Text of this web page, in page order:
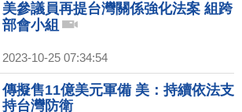
美參議員再提台灣關係強化法案 組跨
部會小組
2023-10-25 07:34:54
傳擬售11億美元軍備 美：持續依法支
持台灣防衛